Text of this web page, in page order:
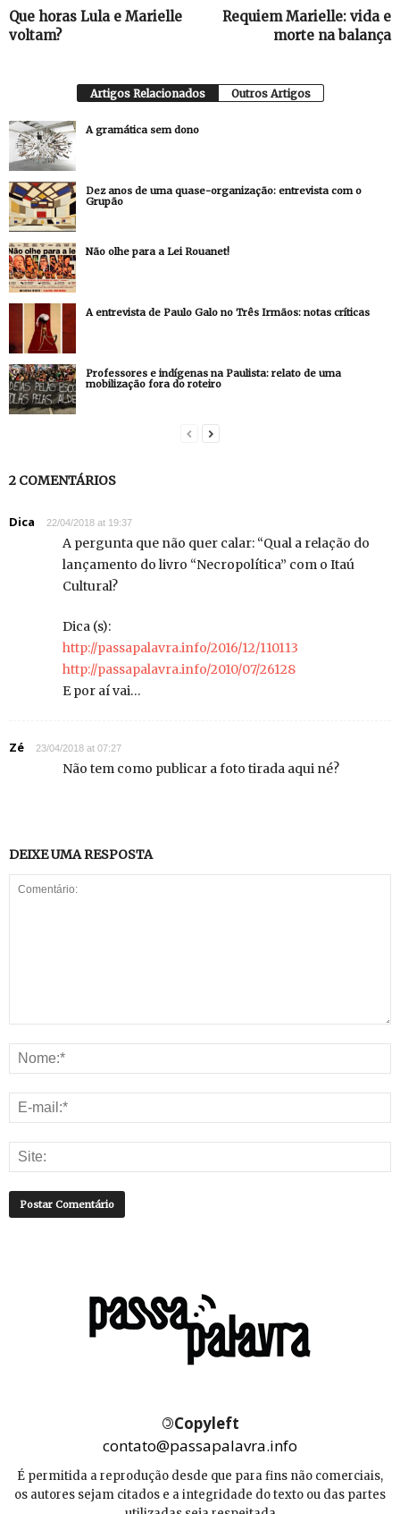
Que horas Lula e Marielle
voltam?
Requiem Marielle: vida e
morte na balança
Artigos Relacionados Outros Artigos
A gramática sem dono
Dez anos de uma quase-organização: entrevista com o
Grupão
Não olhe para a Lei Rouanet!
A entrevista de Paulo Galo no Três Irmãos: notas críticas
Professores e indígenas na Paulista: relato de uma
mobilização fora do roteiro
2 COMENTÁRIOS
Dica 22/04/2018 at 19:37
A pergunta que não quer calar: “Qual a relação do
lançamento do livro “Necropolítica” com o Itaú
Cultural?
Dica (s):
http://passapalavra.info/2016/12/110113
http://passapalavra.info/2010/07/26128
E por aí vai…
Zé 23/04/2018 at 07:27
Não tem como publicar a foto tirada aqui né?
DEIXE UMA RESPOSTA
©Copyleft
contato@passapalavra.info
É permitida a reprodução desde que para fins não comerciais,
os autores sejam citados e a integridade do texto ou das partes